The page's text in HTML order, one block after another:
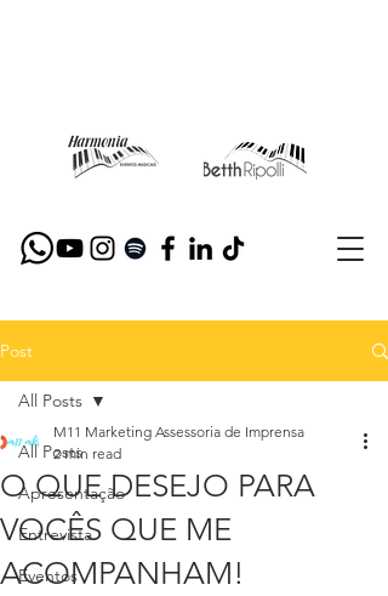
Post
All Posts
Apresentação
Entrevista
Eventos
All Posts
O QUE DESEJO PARA
VOCÊS QUE ME
ACOMPANHAM!
M11 Marketing Assessoria de Imprensa
2 min read